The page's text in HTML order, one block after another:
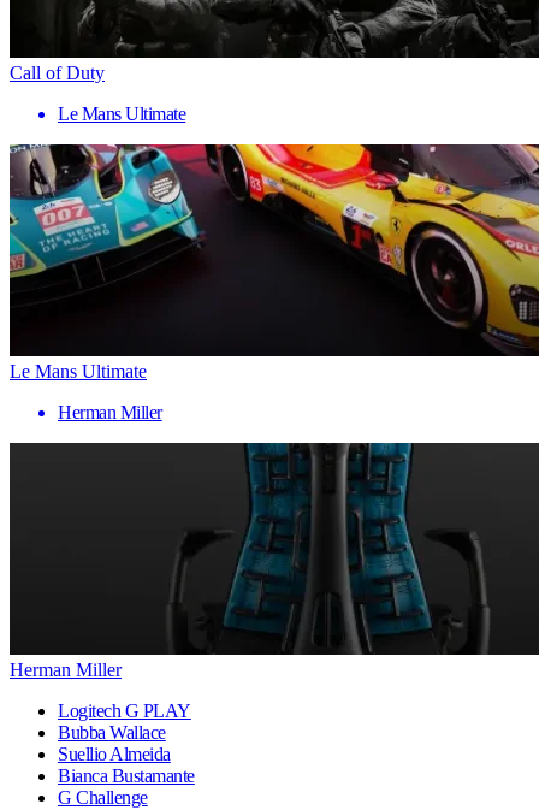
Call of Duty
Le Mans Ultimate
Le Mans Ultimate
Herman Miller
Herman Miller
Logitech G PLAY
Bubba Wallace
Suellio Almeida
Bianca Bustamante
G Challenge